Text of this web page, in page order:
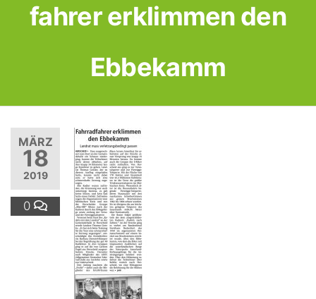
fahrer erklimmen den
Ebbekamm
MÄRZ
18
2019
0